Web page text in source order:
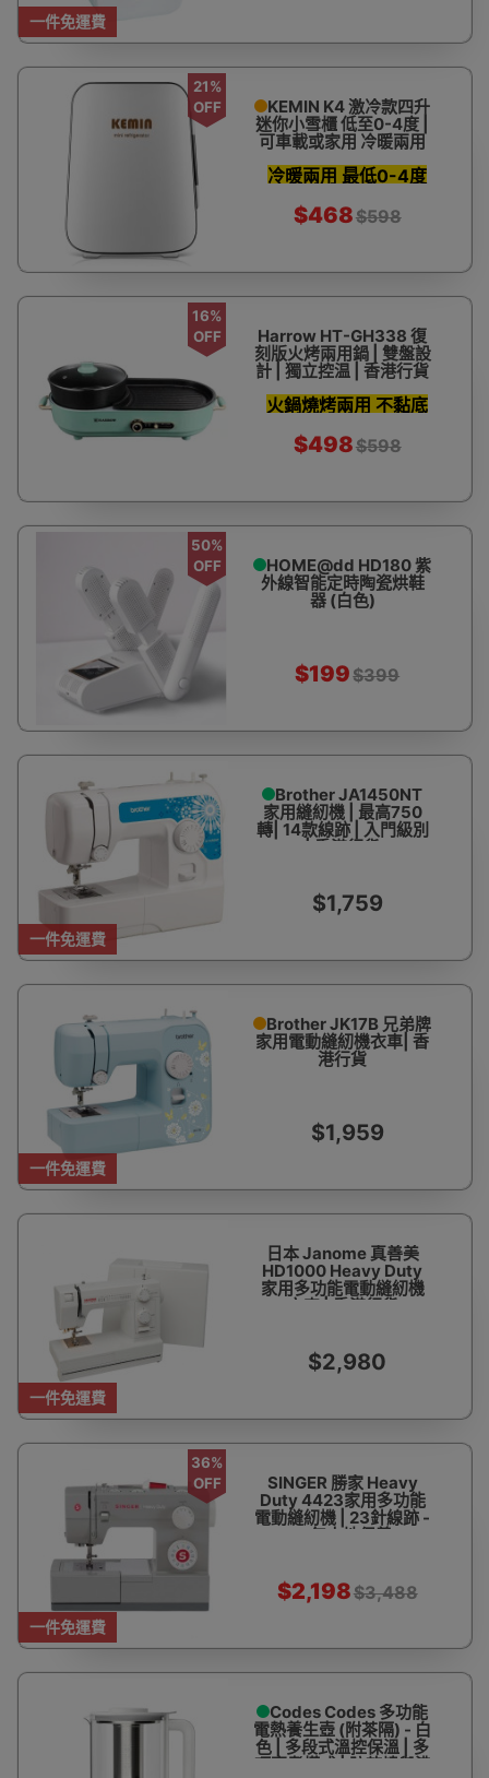
一件免運費
21%
OFF
KEMIN K4 激冷款四升
迷你小雪櫃 低至0-4度 |
可車載或家用 冷暖兩用
冷暖兩用 最低0-4度
$468$598
16%
OFF
Harrow HT-GH338 復
刻版火烤兩用鍋 | 雙盤設
計 | 獨立控温 | 香港行貨
火鍋燒烤兩用 不黏底
$498$598
50%
OFF
HOME@dd HD180 紫
外線智能定時陶瓷烘鞋
器 (白色)
$199$399
一件免運費
Brother JA1450NT
家用縫紉機 | 最高750
轉| 14款線跡 | 入門級別
| 香港行貨
$1,759
一件免運費
Brother JK17B 兄弟牌
家用電動縫紉機衣車| 香
港行貨
$1,959
一件免運費
日本 Janome 真善美
HD1000 Heavy Duty
家用多功能電動縫紉機
衣車 | 香港行貨
$2,980
一件免運費
36%
OFF
SINGER 勝家 Heavy
Duty 4423家用多功能
電動縫紉機 | 23針線跡 -
一年本地保養
$2,198$3,488
Codes Codes 多功能
電熱養生壺 (附茶隔) - 白
色 | 多段式溫控保溫 | 多
項烹煮模式 | 防乾燒與沸